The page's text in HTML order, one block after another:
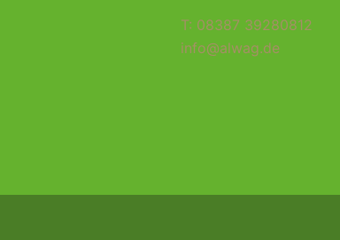
T: 08387 39280812
info@alwag.de